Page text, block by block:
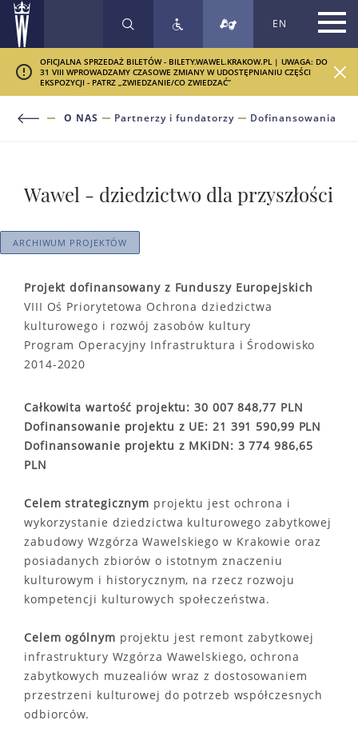
SZUKAJ EN
OFICJALNA SPRZEDAŻ BILETÓW - BILETY.WAWEL.KRAKOW.PL | UWAGA: DO
31 VIII WPROWADZAMY CZASOWE ZMIANY W UDOSTĘPNIANIU CZĘŚCI
EKSPOZYCJI - PATRZ „ZWIEDZANIE/CO ZWIEDZAĆ”
O NAS Partnerzy i fundatorzy Dofinansowania
Wawel - dziedzictwo dla przyszłości
ARCHIWUM PROJEKTÓW
Projekt dofinansowany z Funduszy Europejskich
VIII Oś Priorytetowa Ochrona dziedzictwa
kulturowego i rozwój zasobów kultury
Program Operacyjny Infrastruktura i Środowisko
2014-2020
Całkowita wartość projektu: 30 007 848,77 PLN
Dofinansowanie projektu z UE: 21 391 590,99 PLN
Dofinansowanie projektu z MKiDN: 3 774 986,65
PLN
Celem strategicznym projektu jest ochrona i
wykorzystanie dziedzictwa kulturowego zabytkowej
zabudowy Wzgórza Wawelskiego w Krakowie oraz
posiadanych zbiorów o istotnym znaczeniu
kulturowym i historycznym, na rzecz rozwoju
kompetencji kulturowych społeczeństwa.
Celem ogólnym projektu jest remont zabytkowej
infrastruktury Wzgórza Wawelskiego, ochrona
zabytkowych muzealiów wraz z dostosowaniem
przestrzeni kulturowej do potrzeb współczesnych
odbiorców.